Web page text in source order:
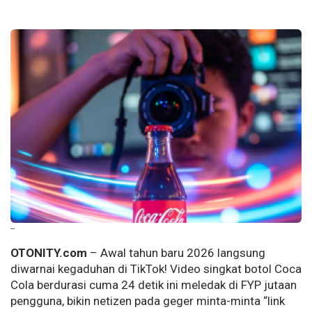
--
OTONITY.com – Awal tahun baru 2026 langsung
diwarnai kegaduhan di TikTok! Video singkat botol Coca
Cola berdurasi cuma 24 detik ini meledak di FYP jutaan
pengguna, bikin netizen pada geger minta-minta “link